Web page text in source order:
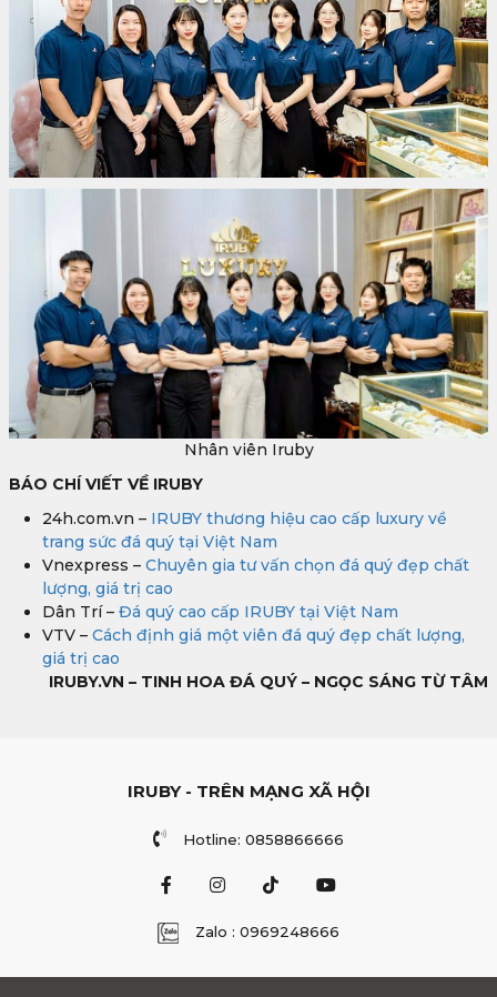
Nhân viên Iruby
BÁO CHÍ VIẾT VỀ IRUBY
24h.com.vn – IRUBY thương hiệu cao cấp luxury về
trang sức đá quý tại Việt Nam
Vnexpress – Chuyên gia tư vấn chọn đá quý đẹp chất
lượng, giá trị cao
Dân Trí – Đá quý cao cấp IRUBY tại Việt Nam
VTV – Cách định giá một viên đá quý đẹp chất lượng,
giá trị cao
IRUBY.VN – TINH HOA ĐÁ QUÝ – NGỌC SÁNG TỪ TÂM
IRUBY - TRÊN MẠNG XÃ HỘI
Hotline: 0858866666
Zalo : 0969248666